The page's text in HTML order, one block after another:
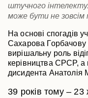
штучного
може бути не зовсім
На основі спогадів
Сахарова Горбачову
вирішальну роль
керівництва СРСР, а
дисидента Анатолія
39 років тому –